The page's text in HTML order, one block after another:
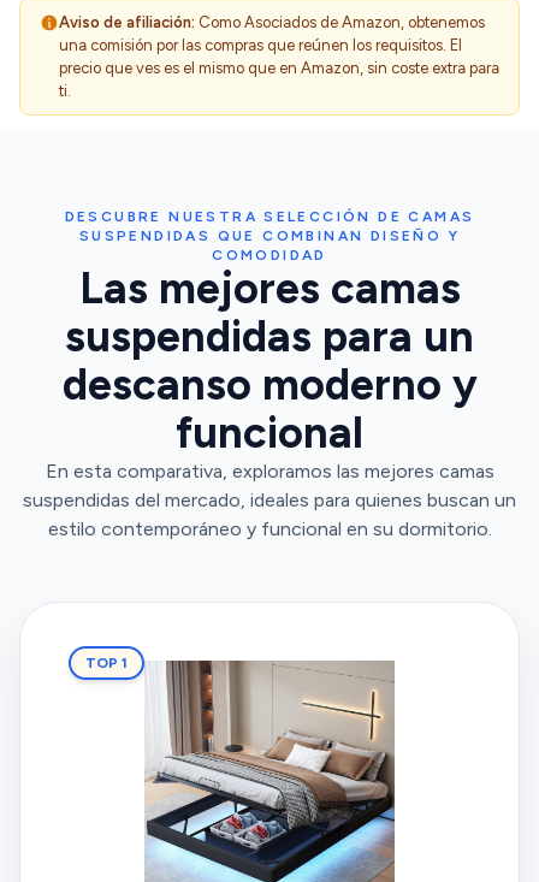
Aviso de afiliación: Como Asociados de Amazon, obtenemos
una comisión por las compras que reúnen los requisitos. El
precio que ves es el mismo que en Amazon, sin coste extra para
ti.
DESCUBRE NUESTRA SELECCIÓN DE CAMAS
SUSPENDIDAS QUE COMBINAN DISEÑO Y
COMODIDAD
Las mejores camas
suspendidas para un
descanso moderno y
funcional
En esta comparativa, exploramos las mejores camas
suspendidas del mercado, ideales para quienes buscan un
estilo contemporáneo y funcional en su dormitorio.
TOP 1